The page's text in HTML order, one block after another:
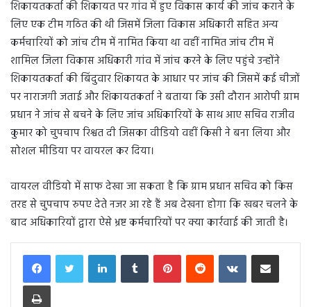
शिकायतकर्ता की शिकायत पर गांव में हुए विकास कार्य की जांच कराने के
लिए एक टीम गठित की थी जिसमें जिला विकास अधिकारी सहित अन्य
कर्मचारियों को जांच टीम में नामित किया था वहीं नामित जांच टीम में
शामिल जिला विकास अधिकारी गांव में जांच करने के लिए पहुंचे उन्होंने
शिकायतकर्ता की बिंदुवार शिकायत के आधार पर जांच की जिसमें कई चीजों
पर नाराजगी जताई और शिकायतकर्ता ने बताया कि उसी दौरान आरोपी ग्राम
प्रधान ने जांच से बचने के लिए जांच अधिकारियों के साथ आए सचिव राजीव
कुमार को चुपचाप रिश्वत दी जिसका वीडियो वहीं किसी ने बना लिया और
सोशल मीडिया पर वायरल कर दिया।
वायरल वीडियो में साफ देखा जा सकता है कि ग्राम प्रधान सचिव को किस
तरह से चुपचाप रुपए देते नजर आ रहे हैं अब देखना होगा कि खबर चलने के
बाद अधिकारियों द्वारा ऐसे भ्रष्ट कर्मचारियों पर क्या कार्रवाई की जाती है।
LinkedInTumblr PinterestReddit VKontakteShare via Email
Print